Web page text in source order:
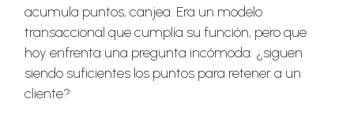
acumula puntos, canjea. Era un modelo
transaccional que cumplía su función, pero que
hoy enfrenta una pregunta incómoda: ¿siguen
siendo suficientes los puntos para retener a un
cliente?